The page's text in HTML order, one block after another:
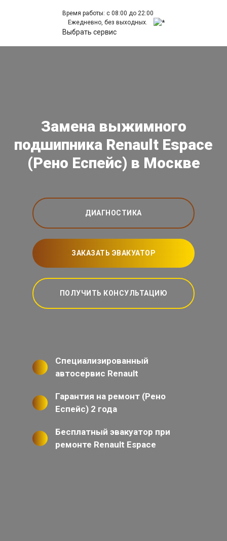
Время работы: с 08:00 до 22:00
Ежедневно, без выходных.
Выбрать сервис
Замена выжимного
подшипника Renault Espace
(Рено Еспейс) в Москве
ДИАГНОСТИКА
ЗАКАЗАТЬ ЭВАКУАТОР
ПОЛУЧИТЬ КОНСУЛЬТАЦИЮ
Специализированный
автосервис Renault
Гарантия на ремонт (Рено
Еспейс) 2 года
Бесплатный эвакуатор при
ремонте Renault Espace